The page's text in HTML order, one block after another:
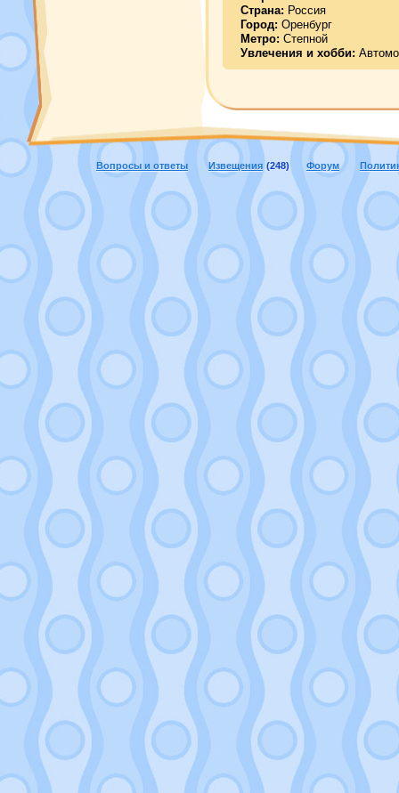
Страна: Россия
Город: Оренбург
Метро: Степной
Увлечения и хобби:
Вопросы и ответы Извещения (248) Форум